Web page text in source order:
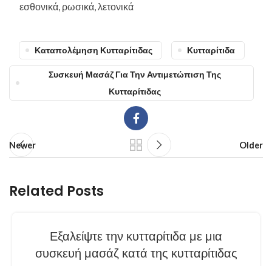
εσθονικά, ρωσικά, λετονικά
Καταπολέμηση Κυτταρίτιδας Κυτταρίτιδα
Συσκευή Μασάζ Για Την Αντιμετώπιση Της
Κυτταρίτιδας
Newer Older
Related Posts
Εξαλείψτε την κυτταρίτιδα με μια
συσκευή μασάζ κατά της κυτταρίτιδας